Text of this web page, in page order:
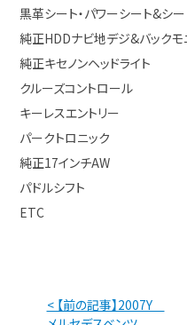
黒革シート・パワーシート&シ
純正HDDナビ地デジ&バックモ
純正キセノンヘッドライト
クルーズコントロール
キーレスエントリー
パークトロニック
純正17インチAW
パドルシフト
ETC
< 【前の記事】2007Y